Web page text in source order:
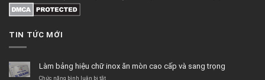
TIN TỨC MỚI
Làm bảng hiệu chữ inox ăn mòn cao cấp và sang trọng
Chức năng bình luận bị tắtở